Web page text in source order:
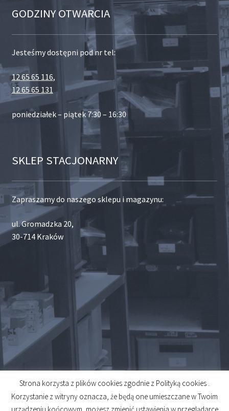
GODZINY OTWARCIA
Jesteśmy dostępni pod nr tel:
12 65 65 116,
12 65 65 131
poniedziałek – piątek 7:30 – 16:30
SKLEP STACJONARNY
Zapraszamy do naszego sklepu i magazynu:
ul. Gromadzka 20,
30-714 Kraków
© 2026
Created byMidero
Strona korzysta z plików cookies zgodnie z Polityką cookies .
Korzystanie z witryny oznacza, że będą one umieszczane w Twoim